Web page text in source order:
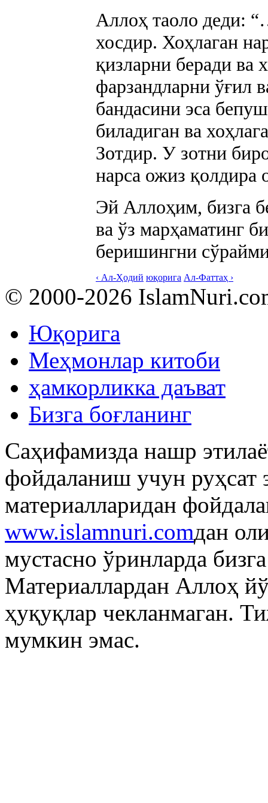
Аллоҳ таоло деди:
хосдир. Хоҳлаган
қизларни беради ва
фарзандларни ўғил
бандасини эса
биладиган ва
Зотдир. У зотни
нарса ожиз қолдира
Эй Аллоҳим, бизга
ва ўз марҳаматинг
беришингни
‹ Ал-Ҳодий юқорига Ал-Фаттаҳ ›
© 2000-2026
Юқорига
Меҳмонлар китоби
ҳамкорликка даъват
Бизга боғланинг
Саҳифамизда нашр
фойдаланиш учун руҳсат
материалларидан
www.islamnuri.comдан
мустасно ўринларда
Материаллардан Аллоҳ
ҳуқуқлар чекланмаган.
мумкин эмас.